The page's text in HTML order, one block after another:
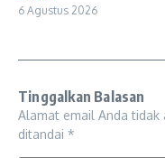
6 Agustus 2026
Tinggalkan Balasan
Alamat email Anda tidak
ditandai *